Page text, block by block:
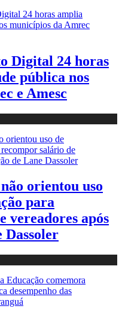
Digital 24 horas
pública nos
e Amesc
orientou uso
para
vereadores após
Dassoler